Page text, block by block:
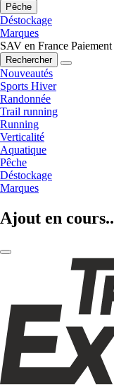
Pêche
Déstockage
Marques
SAV en France
Rechercher
Nouveautés
Sports Hiver
Randonnée
Trail running
Running
Verticalité
Aquatique
Pêche
Déstockage
Marques
Ajout en